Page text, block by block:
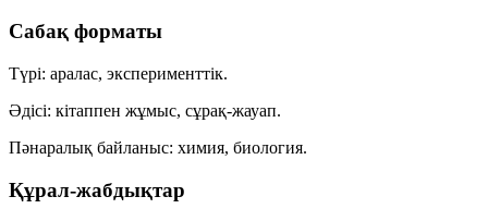
Сабақ форматы
Түрі: аралас, эксперименттік.
Әдісі: кітаппен жұмыс, сұрақ-жауап.
Пәнаралық байланыс: химия, биология.
Құрал-жабдықтар